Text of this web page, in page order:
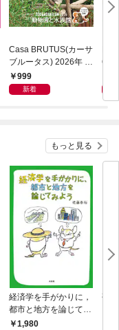
Casa BRUTUS(カーサ
ブルータス) 2026年 9
月号 [もっと学べる！
動物園と水族館]
999
新着
6年
もっと見る
経済学を手がかりに，
都市と地方を論じてみ
よう1,980
研